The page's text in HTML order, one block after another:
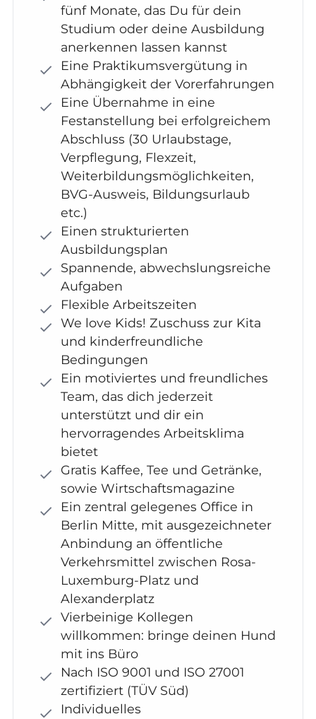
fünf Monate, das Du für dein
Studium oder deine Ausbildung
anerkennen lassen kannst
Eine Praktikumsvergütung in
Abhängigkeit der Vorerfahrungen
Eine Übernahme in eine
Festanstellung bei erfolgreichem
Abschluss (30 Urlaubstage,
Verpflegung, Flexzeit,
Weiterbildungsmöglichkeiten,
BVG-Ausweis, Bildungsurlaub
etc.)
Einen strukturierten
Ausbildungsplan
Spannende, abwechslungsreiche
Aufgaben
Flexible Arbeitszeiten
We love Kids! Zuschuss zur Kita
und kinderfreundliche
Bedingungen
Ein motiviertes und freundliches
Team, das dich jederzeit
unterstützt und dir ein
hervorragendes Arbeitsklima
bietet
Gratis Kaffee, Tee und Getränke,
sowie Wirtschaftsmagazine
Ein zentral gelegenes Office in
Berlin Mitte, mit ausgezeichneter
Anbindung an öffentliche
Verkehrsmittel zwischen Rosa-
Luxemburg-Platz und
Alexanderplatz
Vierbeinige Kollegen
willkommen: bringe deinen Hund
mit ins Büro
Nach ISO 9001 und ISO 27001
zertifiziert (TÜV Süd)
Individuelles